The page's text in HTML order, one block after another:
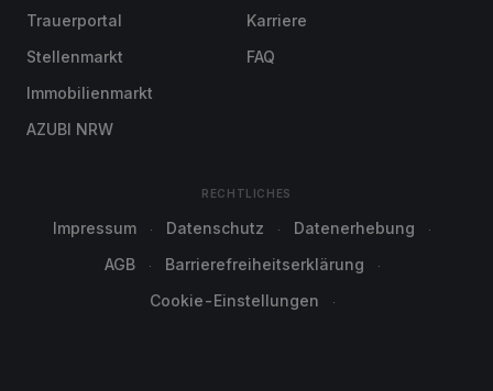
Trauerportal
Stellenmarkt
Immobilienmarkt
AZUBI NRW
Karriere
FAQ
RECHTLICHES
Impressum Datenschutz
Datenerhebung
AGB
Barrierefreiheitserklärung
Cookie-Einstellungen